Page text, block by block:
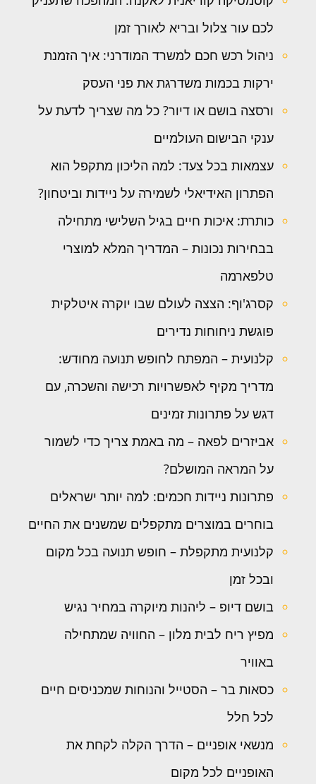
לכם עור צלול ובריא לאורך זמן
ניהול רכש חכם למשרד המודרני: איך הזמנת
ירקות בכמות משדרגת את פני העסק
ורסצה בושם או דיור? כל מה שצריך לדעת על
ענקי הבישום העולמיים
עצמאות בכל צעד: למה הליכון מתקפל הוא
הפתרון האידיאלי לשמירה על ניידות וביטחון?
כותרת: איכות חיים בגיל השלישי מתחילה
בבחירות נכונות – המדריך המלא למוצרי
טלפארמה
קסרג'וף: הצצה לעולם שבו יוקרה איטלקית
פוגשת ניחוחות נדירים
קלנועית – המפתח לחופש תנועה מחודש:
מדריך מקיף לאפשרויות רכישה והשכרה, עם
דגש על פתרונות זמינים
אביזרים לפאה – מה באמת צריך כדי לשמור
על המראה המושלם?
פתרונות ניידות חכמים: למה יותר ישראלים
בוחרים במוצרים מתקפלים שמשנים את החיים
קלנועית מתקפלת – חופש תנועה בכל מקום
ובכל זמן
בושם דיופ – ליהנות מיוקרה במחיר נגיש
מפיץ ריח לבית מלון – החוויה שמתחילה
באוויר
כסאות בר – הסטייל והנוחות שמכניסים חיים
לכל חלל
מנשאי אופניים – הדרך הקלה לקחת את
האופניים לכל מקום